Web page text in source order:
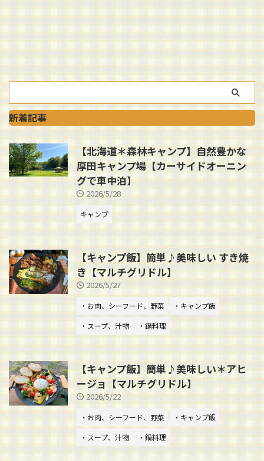
新着記事
【北海道＊森林キャンプ】自然豊かな
厚田キャンプ場【カーサイドオーニン
グで車中泊】
2026/5/28
キャンプ
【キャンプ飯】簡単♪美味しい すき焼
き【マルチグリドル】
2026/5/27
・お肉、シーフード、野菜
・キャンプ飯
・スープ、汁物
・鍋料理
【キャンプ飯】簡単♪美味しい＊アヒ
ージョ【マルチグリドル】
2026/5/22
・お肉、シーフード、野菜
・キャンプ飯
・スープ、汁物
・鍋料理